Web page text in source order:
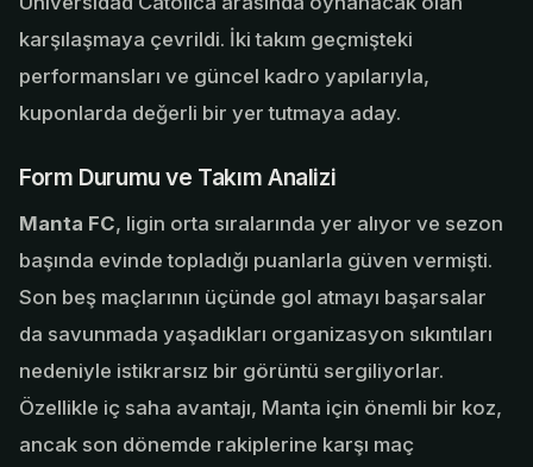
karşılaşmaya çevrildi. İki takım geçmişteki
performansları ve güncel kadro yapılarıyla,
kuponlarda değerli bir yer tutmaya aday.
Form Durumu ve Takım Analizi
Manta FC, ligin orta sıralarında yer alıyor ve sezon
başında evinde topladığı puanlarla güven vermişti.
Son beş maçlarının üçünde gol atmayı başarsalar
da savunmada yaşadıkları organizasyon sıkıntıları
nedeniyle istikrarsız bir görüntü sergiliyorlar.
Özellikle iç saha avantajı, Manta için önemli bir koz,
ancak son dönemde rakiplerine karşı maç